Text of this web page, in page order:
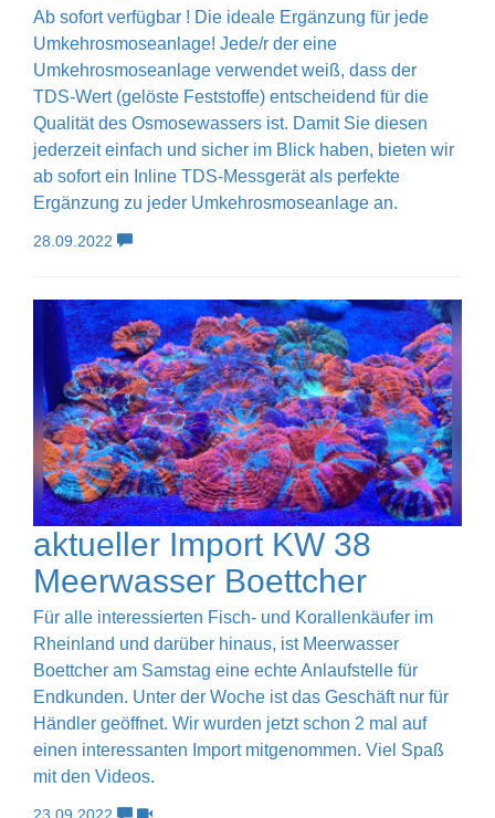
Ab sofort verfügbar ! Die ideale Ergänzung für jede
Umkehrosmoseanlage! Jede/r der eine
Umkehrosmoseanlage verwendet weiß, dass der
TDS-Wert (gelöste Feststoffe) entscheidend für die
Qualität des Osmosewassers ist. Damit Sie diesen
jederzeit einfach und sicher im Blick haben, bieten wir
ab sofort ein Inline TDS-Messgerät als perfekte
Ergänzung zu jeder Umkehrosmoseanlage an.
28.09.2022
aktueller Import KW 38
Meerwasser Boettcher
Für alle interessierten Fisch- und Korallenkäufer im
Rheinland und darüber hinaus, ist Meerwasser
Boettcher am Samstag eine echte Anlaufstelle für
Endkunden. Unter der Woche ist das Geschäft nur für
Händler geöffnet. Wir wurden jetzt schon 2 mal auf
einen interessanten Import mitgenommen. Viel Spaß
mit den Videos.